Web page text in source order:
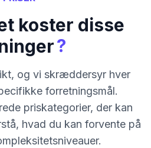
koster disse
?
og vi skræddersyr hver
forretningsmål.
priskategorier, der kan
hvad du kan forvente på